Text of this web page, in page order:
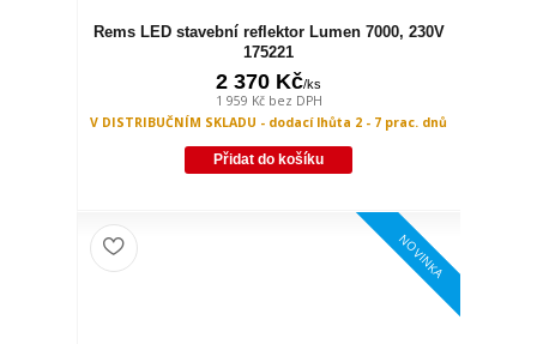
Rems LED stavební reflektor Lumen 7000, 230V
175221
2 370 Kč/ks
1 959 Kč bez DPH
V DISTRIBUČNÍM SKLADU - dodací lhůta 2 - 7 prac. dnů
Přidat do košíku
NOVINKA